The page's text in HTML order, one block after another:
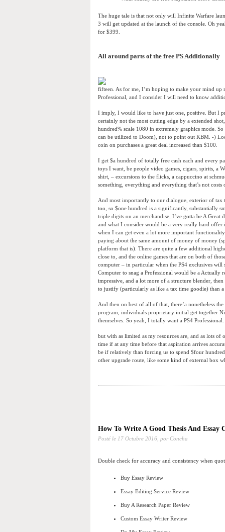
The huge tale is that not only will Infinite Warfare
3 will get updated at the launch of the console. Oh
for $399.
All around parts of the free PS Additionally
fifteen. As for me, I’m hoping to make your mind
Professional, and I consider I will need to know
I imply, I would like to have just one, positive. But I
certainly not the most cutting edge by a extended
hundred% scale 1080 in extremely graphics mode.
can be utilized to Doom), not to point out KBM. -)
coin on purchases a great deal increased than $100.
I get $a hundred of totally free cash each and every
toys I want, be people video games, cigars, spirits, a
shirt, – excursions to the flicks, a cappuccino at
something, everything and everything that’s not costs
And most importantly to our dialogue, exterior of tax
too, so $one hundred is a significantly, substantially
triple digits on an merchandise, I’ve gotta be A
and what I consider would be a very really hard
when I can get even a lot more important
paying about the same amount of money of money
platform that is). There are quite a few additional
close to, and the online games that are on both of
computer – in particular when the PS4 exclusives
Computer to snag a Professional would be a
impressive, and a lot more of a structure blender,
to justify (particularly as like a tax time goodie) than
And then on best of all of that, there’a nonetheless
program, individuals proprietary initial get together
themselves. So yeah, I totally want a PS4
but with as limited as my resources are, and as lots
time if at any time before that aspiration arrives
be if relatively than forcing us to spend $four
other upgrade route, like some kind of external box
How To Write A Good Thesis And Essay
Posté le 17 Octubre 2016, por Concha
Double check for accuracy and consistency when
Buy Essay Review
Essay Editing Service Review
Buy A Research Paper Review
Custom Essay Writer Review